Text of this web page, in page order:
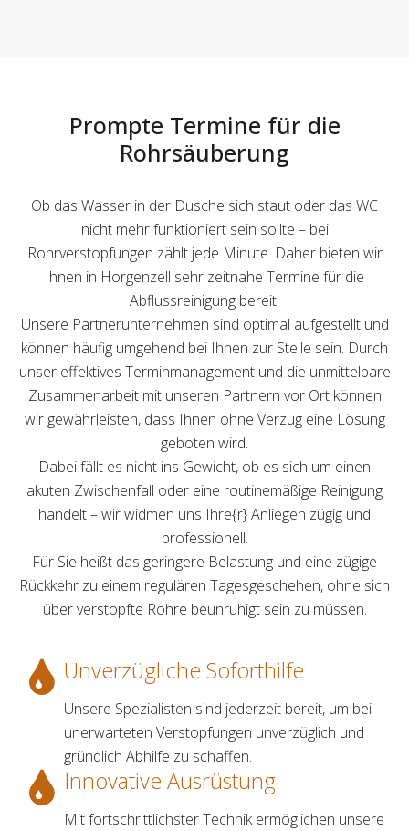
Prompte Termine für die
Rohrsäuberung
Ob das Wasser in der Dusche sich staut oder das WC
nicht mehr funktioniert sein sollte – bei
Rohrverstopfungen zählt jede Minute. Daher bieten wir
Ihnen in Horgenzell sehr zeitnahe Termine für die
Abflussreinigung bereit.
Unsere Partnerunternehmen sind optimal aufgestellt und
können häufig umgehend bei Ihnen zur Stelle sein. Durch
unser effektives Terminmanagement und die unmittelbare
Zusammenarbeit mit unseren Partnern vor Ort können
wir gewährleisten, dass Ihnen ohne Verzug eine Lösung
geboten wird.
Dabei fällt es nicht ins Gewicht, ob es sich um einen
akuten Zwischenfall oder eine routinemäßige Reinigung
handelt – wir widmen uns Ihre{r} Anliegen zügig und
professionell.
Für Sie heißt das geringere Belastung und eine zügige
Rückkehr zu einem regulären Tagesgeschehen, ohne sich
über verstopfte Rohre beunruhigt sein zu müssen.
Unverzügliche Soforthilfe
Unsere Spezialisten sind jederzeit bereit, um bei
unerwarteten Verstopfungen unverzüglich und
gründlich Abhilfe zu schaffen.
Innovative Ausrüstung
Mit fortschrittlichster Technik ermöglichen unsere